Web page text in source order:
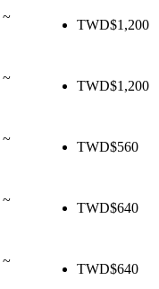
~
TWD$1,200
~
TWD$1,200
~
TWD$560
~
TWD$640
~
TWD$640